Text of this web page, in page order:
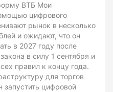
ВТБ Мои
цифрового
рынок в несколько
и ожидают, что он
в 2027 году после
в силу 1 сентября и
правил к концу года.
для торгов
запустить цифровой